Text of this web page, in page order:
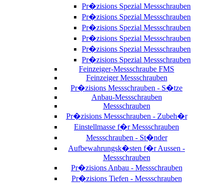
Pr�zisions Spezial Messschrauben
Pr�zisions Spezial Messschrauben
Pr�zisions Spezial Messschrauben
Pr�zisions Spezial Messschrauben
Pr�zisions Spezial Messschrauben
Pr�zisions Spezial Messschrauben
Feinzeiger-Messschraube FMS
Feinzeiger Messschrauben
Pr�zisions Messschrauben - S�tze
Anbau-Messschrauben
Messschrauben
Pr�zisions Messschrauben - Zubeh�r
Einstellmasse f�r Messschrauben
Messschrauben - St�nder
Aufbewahrungsk�sten f�r Aussen -
Messschrauben
Pr�zisions Anbau - Messschrauben
Pr�zisions Tiefen - Messschrauben